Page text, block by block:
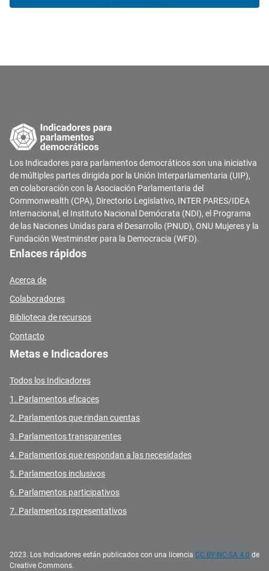
Los Indicadores para parlamentos democráticos son una iniciativa
de múltiples partes dirigida por la Unión Interparlamentaria (UIP),
en colaboración con la Asociación Parlamentaria del
Commonwealth (CPA), Directorio Legislativo, INTER PARES/IDEA
Internacional, el Instituto Nacional Demócrata (NDI), el Programa
de las Naciones Unidas para el Desarrollo (PNUD), ONU Mujeres y la
Fundación Westminster para la Democracia (WFD).
Enlaces rápidos
Acerca de
Colaboradores
Biblioteca de recursos
Contacto
Metas e Indicadores
Todos los Indicadores
1. Parlamentos eficaces
2. Parlamentos que rindan cuentas
3. Parlamentos transparentes
4. Parlamentos que respondan a las necesidades
5. Parlamentos inclusivos
6. Parlamentos participativos
7. Parlamentos representativos
2023. Los Indicadores están publicados con una licencia CC BY-NC-SA 4.0 de
Creative Commons.